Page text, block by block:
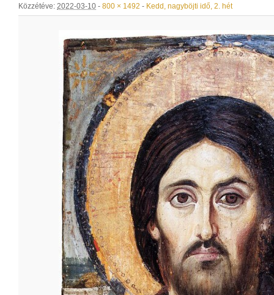
Közzétéve: 2022-03-10 - 800 × 1492 - Kedd, nagyböjti idő, 2. hét